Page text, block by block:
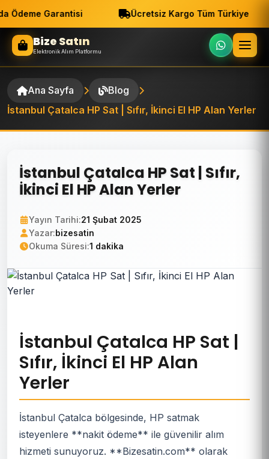
Ödeme Garantisi Ücretsiz Kargo Tüm Türkiye
Bize Satın
Elektronik Alım Platformu
Ana Sayfa
Blog
İstanbul Çatalca HP Sat | Sıfır, İkinci El HP Alan Yerler
İstanbul Çatalca HP Sat | Sıfır,
İkinci El HP Alan Yerler
Yayın Tarihi:21 Şubat 2025
Yazar:bizesatin
Okuma Süresi:1 dakika
İstanbul Çatalca HP Sat |
Sıfır, İkinci El HP Alan
Yerler
İstanbul Çatalca bölgesinde, HP satmak
isteyenlere **nakit ödeme** ile güvenilir alım
hizmeti sunuyoruz. **Bizesatin.com** olarak